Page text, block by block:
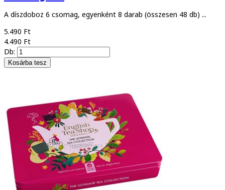
A díszdoboz 6 csomag, egyenként 8 darab (összesen 48 db) ...
5.490 Ft
4.490 Ft
Db: